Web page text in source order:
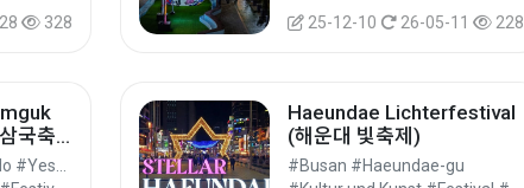
328
25-12-10
26-05-11 228
국축
Haeundae Lichterfestival
(해운대 빛축제)
#Busan #Haeundae-gu